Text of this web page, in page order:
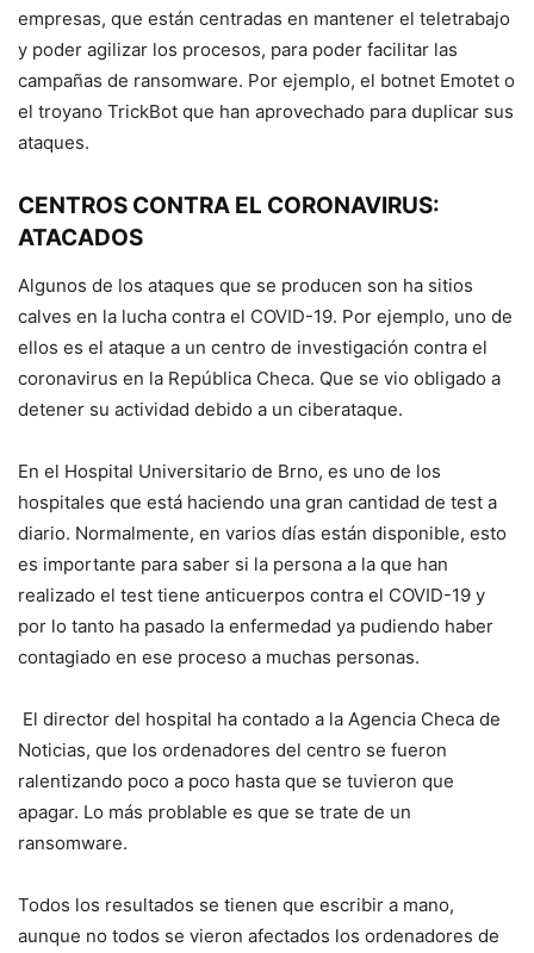
empresas, que están centradas en mantener el teletrabajo
y poder agilizar los procesos, para poder facilitar las
campañas de ransomware. Por ejemplo, el botnet Emotet o
el troyano TrickBot que han aprovechado para duplicar sus
ataques.
CENTROS CONTRA EL CORONAVIRUS:
ATACADOS
Algunos de los ataques que se producen son ha sitios
calves en la lucha contra el COVID-19. Por ejemplo, uno de
ellos es el ataque a un centro de investigación contra el
coronavirus en la República Checa. Que se vio obligado a
detener su actividad debido a un ciberataque.
En el Hospital Universitario de Brno, es uno de los
hospitales que está haciendo una gran cantidad de test a
diario. Normalmente, en varios días están disponible, esto
es importante para saber si la persona a la que han
realizado el test tiene anticuerpos contra el COVID-19 y
por lo tanto ha pasado la enfermedad ya pudiendo haber
contagiado en ese proceso a muchas personas.
El director del hospital ha contado a la Agencia Checa de
Noticias, que los ordenadores del centro se fueron
ralentizando poco a poco hasta que se tuvieron que
apagar. Lo más problable es que se trate de un
ransomware.
Todos los resultados se tienen que escribir a mano,
aunque no todos se vieron afectados los ordenadores de